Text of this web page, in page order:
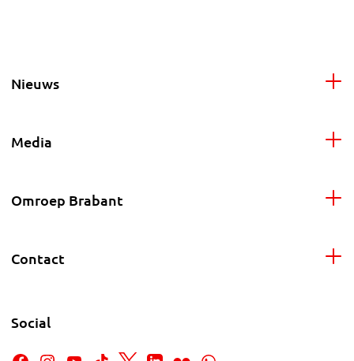
Nieuws
Media
Omroep Brabant
Contact
Social